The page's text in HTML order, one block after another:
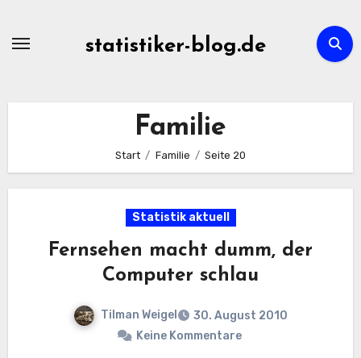
statistiker-blog.de
Familie
Start Familie Seite 20
Statistik aktuell
Fernsehen macht dumm, der
Computer schlau
Tilman Weigel
30. August 2010
Keine Kommentare